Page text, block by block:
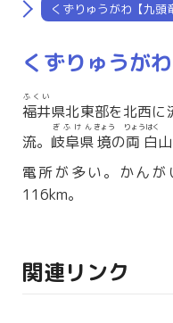
くずりゅうがわ【九頭
くずりゅうが
福井
ふくい
県北東部を北西に
流。 岐阜県
ぎふけん
境
きょう
の両白
りょうはく
電所が多い。かんが
116km。
関連リンク